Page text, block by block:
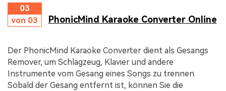
03
von 03
PhonicMind Karaoke Converter Online
Der PhonicMind Karaoke Converter dient als Gesangs
Remover, um Schlagzeug, Klavier und andere
Instrumente vom Gesang eines Songs zu trennen.
Sobald der Gesang entfernt ist, können Sie die